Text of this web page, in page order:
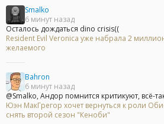
Smalko
6 минут назад
Осталось дождаться dino crisis((
Resident Evil Veronica уже набрала 2
желаемого
Bahron
6 минут назад
@Smalko, Андор помнится критикуют, всё-
Юэн МакГрегор хочет вернуться к роли
снять второй сезон "Кеноби"